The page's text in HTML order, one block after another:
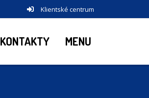
Klientské centrum
KONTAKTY MENU